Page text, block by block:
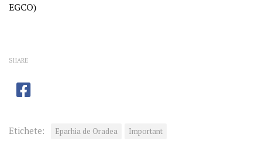
EGCO)
SHARE
Etichete: Eparhia de Oradea Important